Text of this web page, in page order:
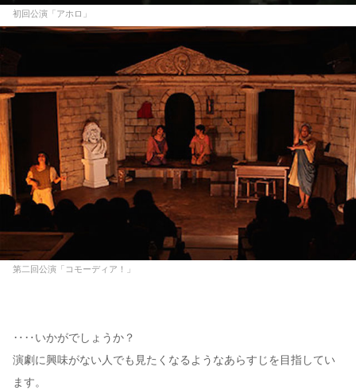
初回公演「アホロ」
第二回公演「コモーディア！」
‥‥いかがでしょうか？
演劇に興味がない人でも見たくなるようなあらすじを目指してい
ます。